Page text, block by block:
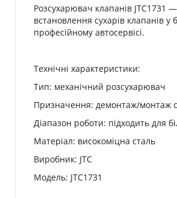
Розсухарювач клапанів JTC1731
встановлення сухарів клапанів
професійному автосервісі.
Технічні характеристики:
Тип: механічний розсухарювач
Призначення: демонтаж/монтаж
Діапазон роботи: підходить для
Матеріал: високоміцна сталь
Виробник: JTC
Модель: JTC1731